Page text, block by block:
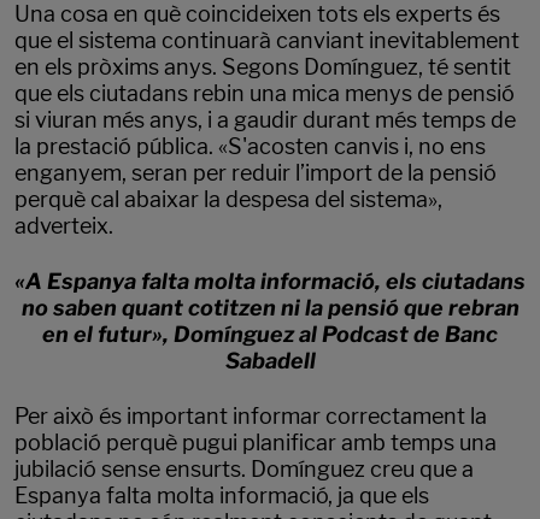
Una cosa en què coincideixen tots els experts és
que el sistema continuarà canviant inevitablement
en els pròxims anys. Segons Domínguez, té sentit
que els ciutadans rebin una mica menys de pensió
si viuran més anys, i a gaudir durant més temps de
la prestació pública. «S'acosten canvis i, no ens
enganyem, seran per reduir l’import de la pensió
perquè cal abaixar la despesa del sistema»,
adverteix.
«A Espanya falta molta informació, els ciutadans
no saben quant cotitzen ni la pensió que rebran
en el futur», Domínguez al Podcast de Banc
Sabadell
Per això és important informar correctament la
població perquè pugui planificar amb temps una
jubilació sense ensurts. Domínguez creu que a
Espanya falta molta informació, ja que els